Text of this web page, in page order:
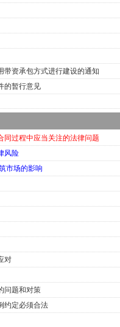
带资承包方式进行建设的通知
的暂行意见
过程中应当关注的法律问题
风险
市场的影响
对
问题和对策
约定必须合法